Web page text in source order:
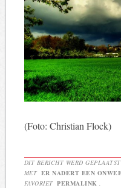
(Foto: Christian Flock)
DIT BERICHT WERD
MET ER NADERT EEN
FAVORIET PERMALINK